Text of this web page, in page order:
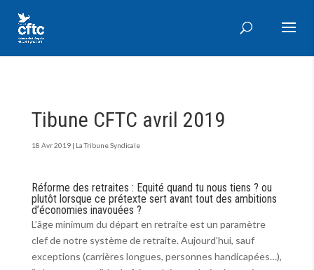
Tibune CFTC avril 2019
18 Avr 2019| La Tribune Syndicale
Réforme des retraites : Equité quand tu nous tiens ? ou
plutôt lorsque ce prétexte sert avant tout des ambitions
d’économies inavouées ?
L’âge minimum du départ en retraite est un paramètre
clef de notre système de retraite. Aujourd’hui, sauf
exceptions (carrières longues, personnes handicapées…),